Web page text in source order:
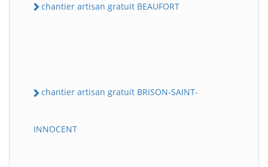
chantier artisan gratuit BEAUFORT
chantier artisan gratuit BRISON-SAINT-
INNOCENT